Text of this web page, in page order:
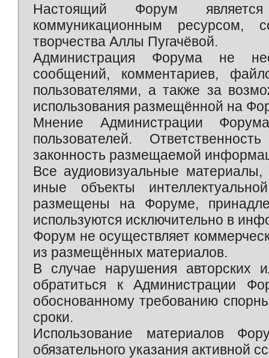
Настоящий Форум является
коммуникационным ресурсом,
творчества Аллы Пугачёвой.
Администрация Форума не
сообщений, комментариев,
пользователями, а также за
использования размещённой на
Мнение Администрации
пользователей.
законность размещаемой
Все аудиовизуальные
иные объекты
размещены на Форуме,
используются исключительно в
Форум не осуществляет
из размещённых материалов.
В случае нарушения авторских
обратиться к Администрации
обоснованному требованию
сроки.
Использование материалов
обязательного указания активной